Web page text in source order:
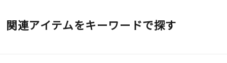
関連アイテムをキーワードで探す